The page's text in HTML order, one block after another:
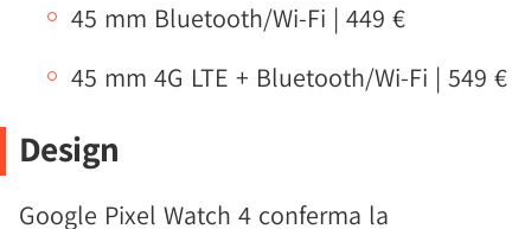
45 mm Bluetooth/Wi-Fi | 449 €
45 mm 4G LTE + Bluetooth/Wi-Fi | 549 €
Design
Google Pixel Watch 4 conferma la